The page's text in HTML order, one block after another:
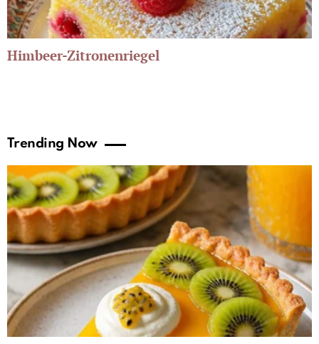
Himbeer-Zitronenriegel
Trending Now